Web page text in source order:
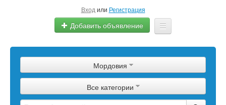
Вход или Регистрация
Добавить объявление
Сырье
Изделия
Мордовия
Все категории